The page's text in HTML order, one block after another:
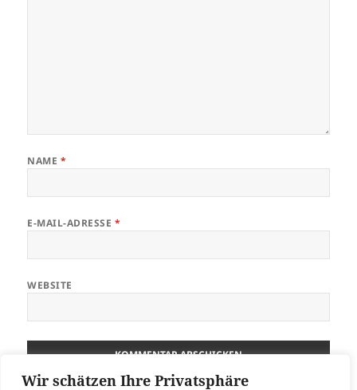
Wir schätzen Ihre Privatsphäre
NAME *
E-MAIL-ADRESSE *
WEBSITE